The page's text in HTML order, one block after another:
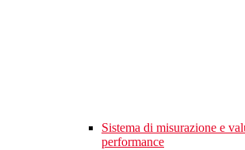
Sistema di misurazione e
performance